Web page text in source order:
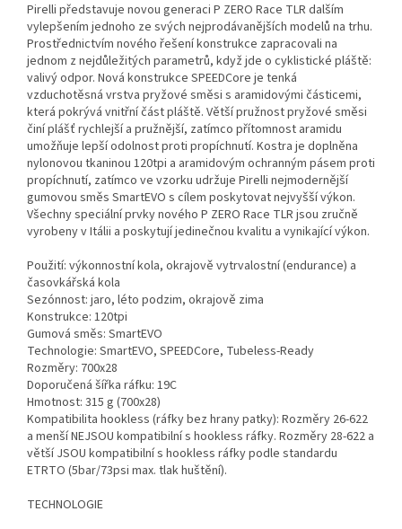
Pirelli představuje novou generaci P ZERO Race TLR dalším
vylepšením jednoho ze svých nejprodávanějších modelů na trhu.
Prostřednictvím nového řešení konstrukce zapracovali na
jednom z nejdůležitých parametrů, když jde o cyklistické pláště:
valivý odpor. Nová konstrukce SPEEDCore je tenká
vzduchotěsná vrstva pryžové směsi s aramidovými částicemi,
která pokrývá vnitřní část pláště. Větší pružnost pryžové směsi
činí plášť rychlejší a pružnější, zatímco přítomnost aramidu
umožňuje lepší odolnost proti propíchnutí. Kostra je doplněna
nylonovou tkaninou 120tpi a aramidovým ochranným pásem proti
propíchnutí, zatímco ve vzorku udržuje Pirelli nejmodernější
gumovou směs SmartEVO s cílem poskytovat nejvyšší výkon.
Všechny speciální prvky nového P ZERO Race TLR jsou zručně
vyrobeny v Itálii a poskytují jedinečnou kvalitu a vynikající výkon.
Použití: výkonnostní kola, okrajově vytrvalostní (endurance) a
časovkářská kola
Sezónnost: jaro, léto podzim, okrajově zima
Konstrukce: 120tpi
Gumová směs: SmartEVO
Technologie: SmartEVO, SPEEDCore, Tubeless-Ready
Rozměry: 700x28
Doporučená šířka ráfku: 19C
Hmotnost: 315 g (700x28)
Kompatibilita hookless (ráfky bez hrany patky): Rozměry 26-622
a menší NEJSOU kompatibilní s hookless ráfky. Rozměry 28-622 a
větší JSOU kompatibilní s hookless ráfky podle standardu
ETRTO (5bar/73psi max. tlak huštění).
TECHNOLOGIE